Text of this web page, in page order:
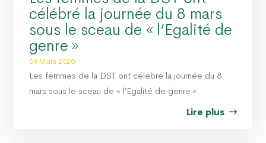
célébré la journée du 8 mars
sous le sceau de « l’Egalité de
genre »
09 Mars 2020
Les femmes de la DST ont célébré la journée du 8
mars sous le sceau de « l’Egalité de genre »
Lire plus